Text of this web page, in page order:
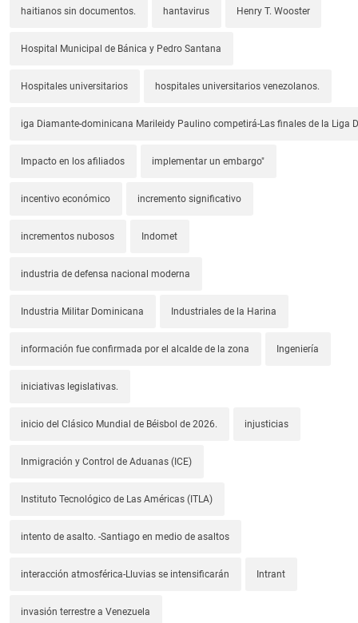
haitianos sin documentos. hantavirus Henry T. Wooster
Hospital Municipal de Bánica y Pedro Santana
Hospitales universitarios hospitales universitarios venezolanos.
iga Diamante-dominicana Marileidy Paulino competirá-Las finales de la Liga
Impacto en los afiliados implementar un embargo"
incentivo económico incremento significativo
incrementos nubosos Indomet
industria de defensa nacional moderna
Industria Militar Dominicana Industriales de la Harina
información fue confirmada por el alcalde de la zona Ingeniería
iniciativas legislativas.
inicio del Clásico Mundial de Béisbol de 2026. injusticias
Inmigración y Control de Aduanas (ICE)
Instituto Tecnológico de Las Américas (ITLA)
intento de asalto. -Santiago en medio de asaltos
interacción atmosférica-Lluvias se intensificarán Intrant
invasión terrestre a Venezuela